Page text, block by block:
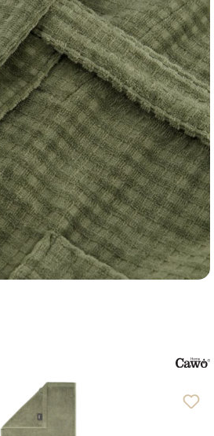
von 4.94 von 5 Sternen